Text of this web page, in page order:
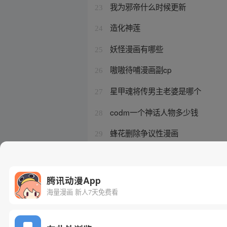
23 我为邪帝什么时候更新
24 造化神莲
25 妖怪漫画有哪些
26 嗷嗷待哺漫画副cp
27 星甲魂将传男主老婆是哪个
28 codm一个神话人物多少钱
29 蜂花删除争议性漫画
腾讯动漫App
海量漫画 新人7天免费看